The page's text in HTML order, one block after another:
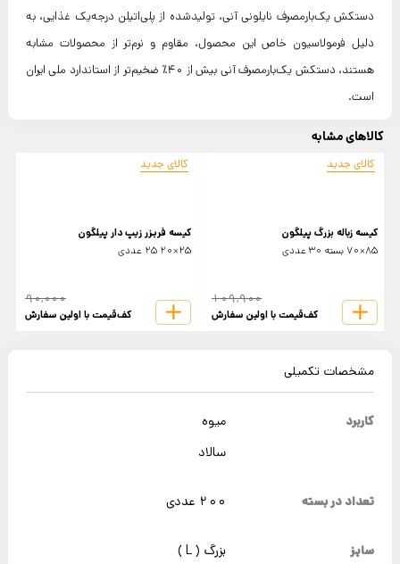
دستکش یک‌بارمصرف نایلونی آنی، تولیدشده از پلی‌اتیلن درجه‌یک غذایی، به
دلیل فرمولاسیون خاص این محصول، مقاوم و نرم‌تر از محصولات مشابه
هستند، دستکش یک‌بارمصرف آنی بیش از 40٪ ضخیم‌تر از استاندارد ملی ایران
است.
کالاهای مشابه
کالای جدید
کیسه زباله بزرگ پیلگون
85×70 بسته 30 عددی
109,900
کف‌قیمت با اولین سفارش
کالای جدید
کیسه فریزر زیپ دار پیلگون
25×20 25 عددی
90,000
کف‌قیمت با اولین سفارش
مشخصات تکمیلی
کاربرد
میوه
سالاد
تعداد در بسته 200 عددی
سایز بزرگ ( L )